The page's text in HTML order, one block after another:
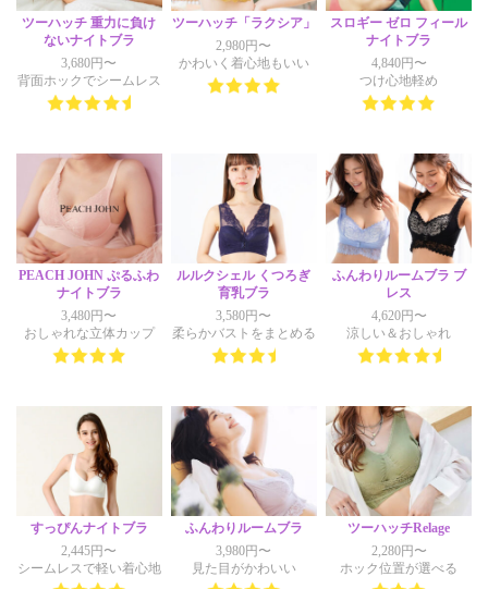
ツーハッチ 重力に負け
ないナイトブラ
3,680円〜
背面ホックでシームレス
ツーハッチ「ラクシア」
2,980円〜
かわいく着心地もいい
スロギー ゼロ フィール
ナイトブラ
4,840円〜
つけ心地軽め
PEACH JOHN ぷるふわ
ナイトブラ
3,480円〜
おしゃれな立体カップ
ルルクシェル くつろぎ
育乳ブラ
3,580円〜
柔らかバストをまとめる
ふんわりルームブラ ブ
レス
4,620円〜
涼しい＆おしゃれ
すっぴんナイトブラ
2,445円〜
シームレスで軽い着心地
ふんわりルームブラ
3,980円〜
見た目がかわいい
ツーハッチRelage
2,280円〜
ホック位置が選べる